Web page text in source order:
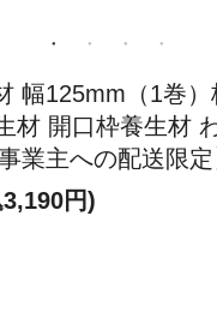
幅125mm（1巻
材 開口枠養生材
業主への配送限定
円)